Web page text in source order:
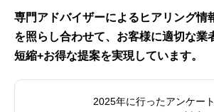
専門アドバイザーによるヒアリング情
を照らし合わせて、お客様に適切な業
短縮+お得な提案を実現しています。
2025年に行ったアンケー